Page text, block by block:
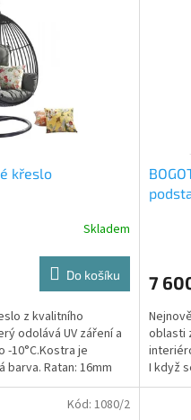
křeslo
Skladem
Do košíku
z kvalitního
odolává UV záření a
-10°C.Kostra je
barva. Ratan: 16mm
7
oblasti
I když
je
Kód: 1080/2